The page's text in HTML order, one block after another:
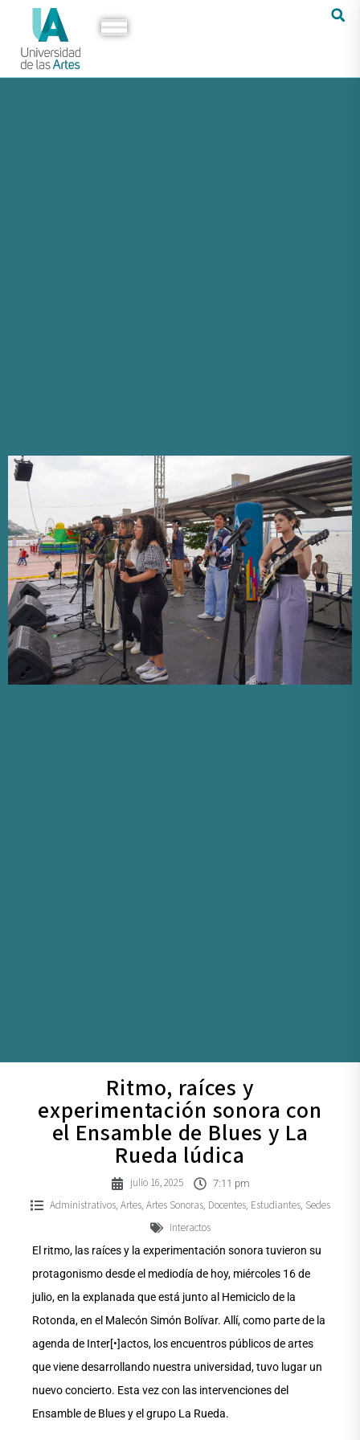
Ritmo, raíces y
experimentación sonora con
el Ensamble de Blues y La
Rueda lúdica
julio 16, 2025 7:11 pm
Administrativos, Artes, Artes Sonoras, Docentes, Estudiantes, Sedes
interactos
El ritmo, las raíces y la experimentación sonora tuvieron su
protagonismo desde el mediodía de hoy, miércoles 16 de
julio, en la explanada que está junto al Hemiciclo de la
Rotonda, en el Malecón Simón Bolívar. Allí, como parte de la
agenda de Inter[•]actos, los encuentros públicos de artes
que viene desarrollando nuestra universidad, tuvo lugar un
nuevo concierto. Esta vez con las intervenciones del
Ensamble de Blues y el grupo La Rueda.